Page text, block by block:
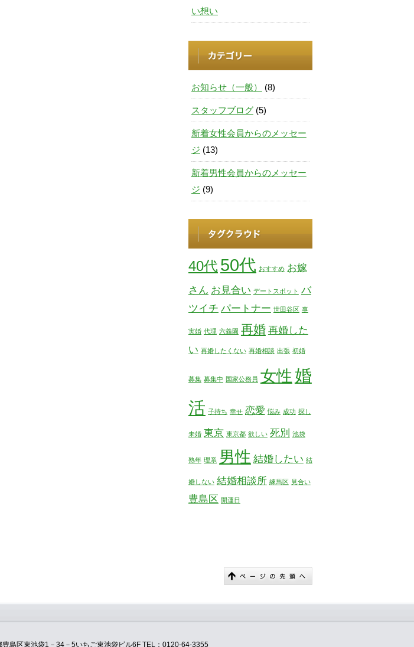
い想い
お知らせ（一般） (8)
スタッフブログ(5)
新着女性会員からのメッセー
ジ (13)
新着男性会員からのメッセー
ジ (9)
40代 50代 おすすめ お嫁
さん お見合い デートスポット バ
ツイチ パートナー 世田谷区 事
実婚 代理 六義園 再婚 再婚した
い 再婚したくない 再婚相談 出張 初婚
募集 募集中 国家公務員 女性 婚
活 子持ち 幸せ 恋愛 悩み 成功 探し
未婚 東京 東京都 欲しい 死別 池袋
熟年 理系 男性 結婚したい 結
婚しない 結婚相談所 練馬区 見合い
豊島区 開運日
島区東池袋1－34－5いちご東池袋ビル6F TEL：0120-64-3355